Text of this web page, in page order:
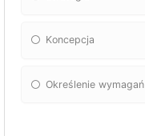
Koncepcja
Określenie wymagań